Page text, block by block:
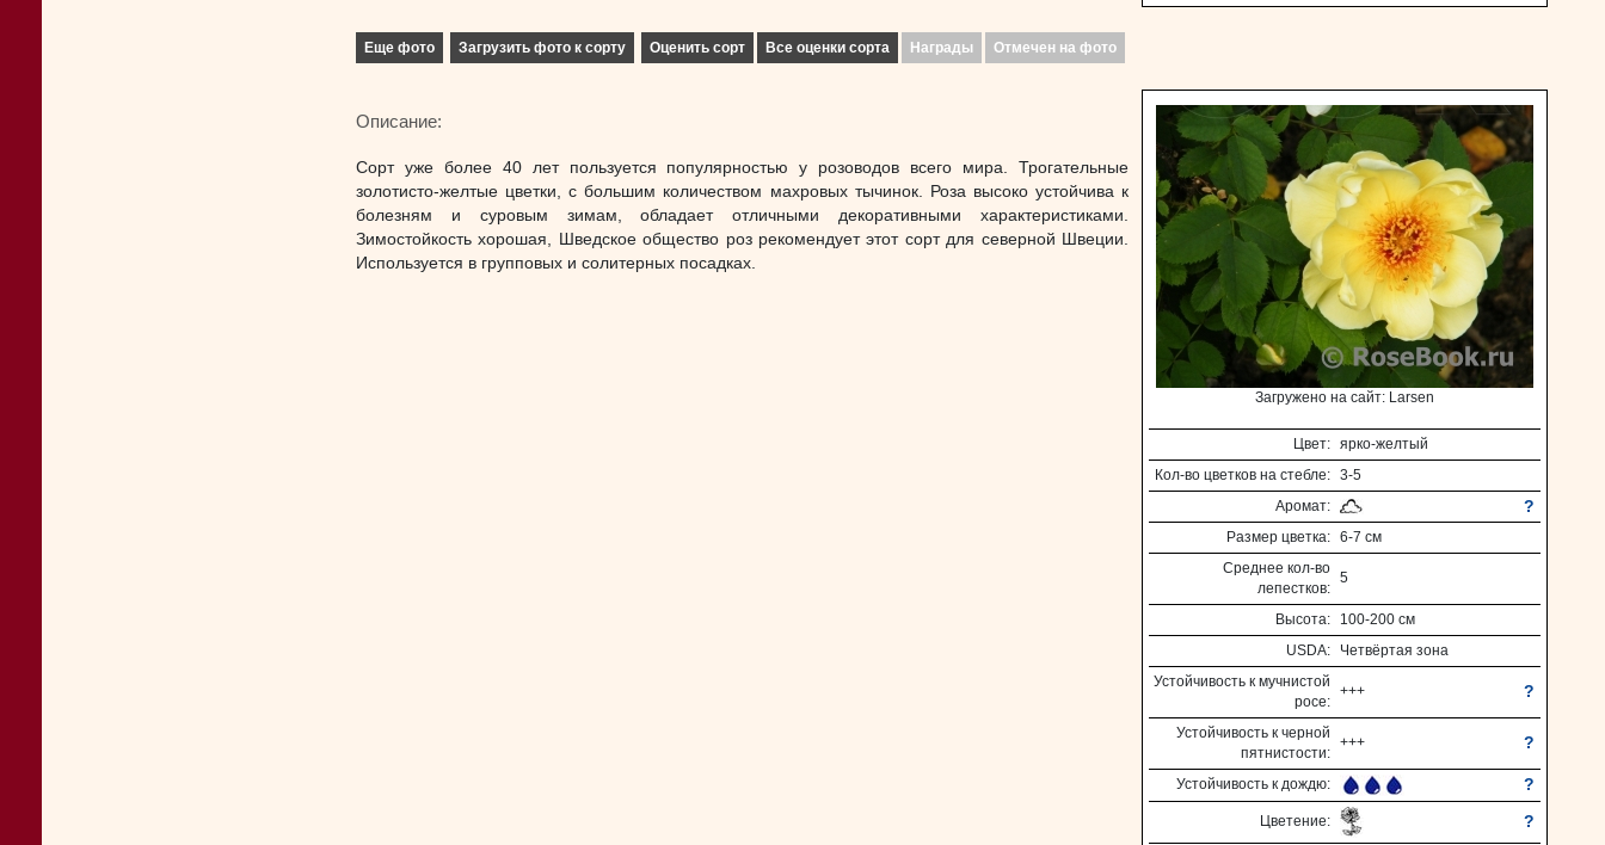
Еще фото Загрузить фото к сорту Оценить сорт Все оценки сорта Награды Отмечен на фото
Описание:
Сорт уже более 40 лет пользуется популярностью у розоводов всего мира. Трогательные
золотисто-желтые цветки, с большим количеством махровых тычинок. Роза высоко устойчива к
болезням и суровым зимам, обладает отличными декоративными характеристиками.
Зимостойкость хорошая, Шведское общество роз рекомендует этот сорт для северной Швеции.
Используется в групповых и солитерных посадках.
Загружено на сайт: Larsen
Цвет: ярко-желтый
Кол-во цветков на стебле: 3-5
Аромат: ?
Размер цветка: 6-7 см
Среднее кол-во
лепестков:
5
Высота: 100-200 см
USDA: Четвёртая зона
Устойчивость к мучнистой
росе:
+++ ?
Устойчивость к черной
пятнистости:
+++ ?
Устойчивость к дождю: ?
Цветение: ?